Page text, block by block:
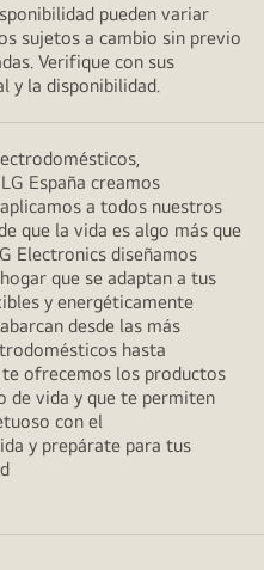
pueden variar
sujetos a cambio sin previo
Verifique con sus
y la disponibilidad.
España creamos
a todos nuestros
que la vida es algo más que
Electronics diseñamos
que se adaptan a tus
y energéticamente
desde las más
hasta
ofrecemos los productos
de vida y que te permiten
con el
y prepárate para tus